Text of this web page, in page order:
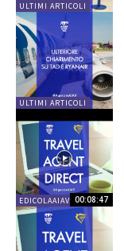
ULTIMI ARTICOLI
ULTIMI ARTICOLI
EDICOLAAIAV 00:08:47